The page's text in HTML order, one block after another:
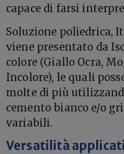
capace di farsi
Soluzione poliedrica,
viene presentato da
colore (Giallo Ocra,
Incolore), le quali
molte di più
cemento bianco e/o
variabili.
Versatilità